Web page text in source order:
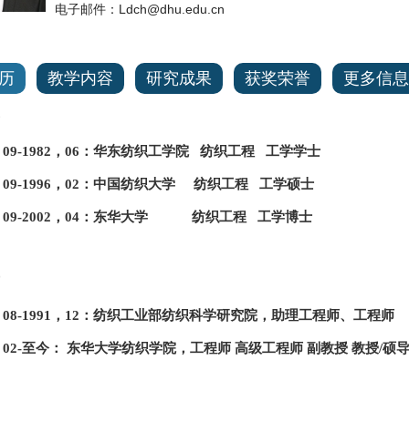
电子邮件： Ldch@dhu.edu.cn
教学内容 研究成果 获奖荣誉 更多信息
09-1982，06：华东纺织工学院 纺织工程 工学学士
09-1996，02：中国纺织大学 纺织工程 工学硕士
09-2002，04：东华大学 纺织工程 工学博士
08-1991，12：纺织工业部纺织科学研究院，助理工程师、工程师
02-至今： 东华大学纺织学院，工程师 高级工程师 副教授 教授/硕